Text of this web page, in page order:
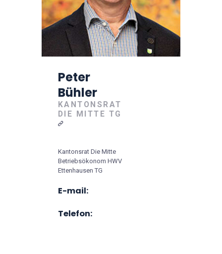
Peter
Bühler
KANTONSRAT
DIE MITTE TG
Kantonsrat Die Mitte
Betriebsökonom HWV
Ettenhausen TG
E-mail:
Telefon: